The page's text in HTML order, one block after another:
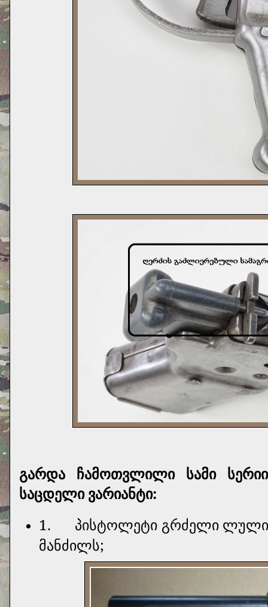
გარდა ჩამოთვლილი სამი
საცდელი ვარიანტი:
1.
პისტოლეტი გრძელი
მანძილს;